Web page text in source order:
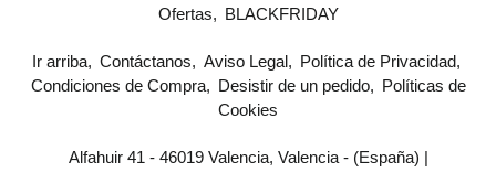
Ofertas
BLACKFRIDAY
Ir arriba Contáctanos Aviso Legal
Política de Privacidad
Condiciones de Compra
Desistir de un pedido
Políticas de
Cookies
Alfahuir 41 - 46019 Valencia, Valencia - (España) |